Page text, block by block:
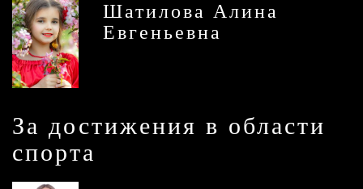
Шатилова Алина
Евгеньевна
За достижения в области
спорта